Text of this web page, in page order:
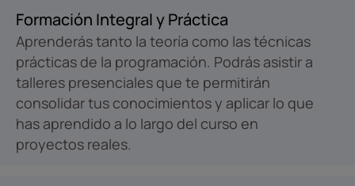
Formación Integral y Práctica
Aprenderás tanto la teoría como las técnicas
prácticas de la programación. Podrás asistir a
talleres presenciales que te permitirán
consolidar tus conocimientos y aplicar lo que
has aprendido a lo largo del curso en
proyectos reales.